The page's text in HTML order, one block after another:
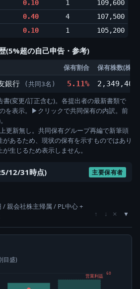
0.10 1
109,600
0.40 4
107,500
0.10 1 105,200
(5%超の自己申告・参考)
保有割合 保有株数(株)
銀行 (共同3名) 5.11%
2,349,400
書(変更/訂正含む)。各提出者の最新書類で
を表示。▶クリックで共同保有の内訳。前
更新無し。共同保有グループ再編で新筆頭
あるため、現状の保有を示すものではあり
生じるため表示しません。
12/31時点) 主要保有者
/ 親会社株主帰属 / PL中心 +
↑ ↓ ×
目盛)
60
営業利益